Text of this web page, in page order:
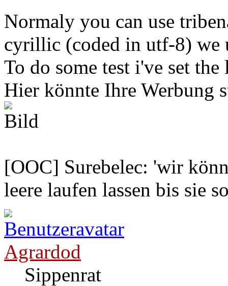
Normaly you can use
cyrillic (coded in utf-8) we
To do some test i've set
Hier könnte Ihre Werbung
[OOC] Surebelec: 'wir
leere laufen lassen bis sie
Agrardod
Sippenrat